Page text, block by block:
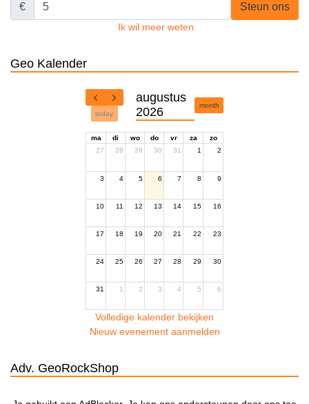
€ Steun ons
Ik wil meer weten
Geo Kalender
today
augustus
2026
month
ma di wo do vr za
zo
27
28 29 30 31 1 2
3 4 5 6 7 8 9
10 11 12 13 14 15 16
17 18 19 20 21 22 23
24 25 26 27 28 29 30
31 1 2 3 4 5 6
Volledige kalender bekijken
Nieuw evenement aanmelden
Adv. GeoRockShop